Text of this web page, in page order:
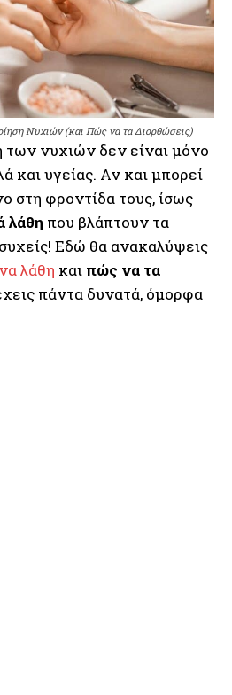
Νυχιών (και Πώς να τα Διορθώσεις)
νυχιών δεν είναι μόνο
και υγείας. Αν και μπορεί
στη φροντίδα τους, ίσως
λάθη που βλάπτουν τα
Εδώ θα ανακαλύψεις
λάθη και πώς να τα
πάντα δυνατά, όμορφα